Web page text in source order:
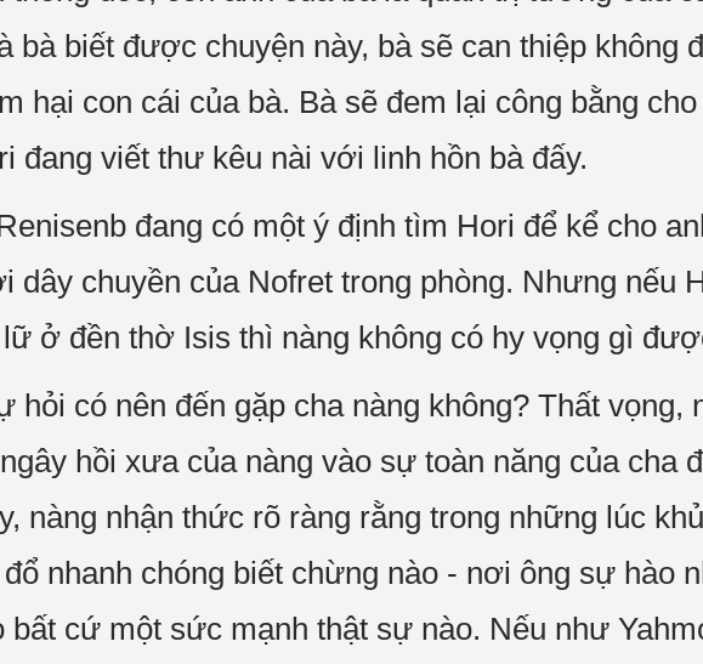
bà biết được chuyện này, bà sẽ can thiệp không
hại con cái của bà. Bà sẽ đem lại công bằng
đang viết thư kêu nài với linh hồn bà đấy.
đang có một ý định tìm Hori để kể cho
dây chuyền của Nofret trong phòng. Nhưng nếu
ở đền thờ Isis thì nàng không có hy vọng gì
hỏi có nên đến gặp cha nàng không? Thất vọng,
hồi xưa của nàng vào sự toàn năng của cha
nàng nhận thức rõ ràng rằng trong những lúc
nhanh chóng biết chừng nào - nơi ông sự hào
bất cứ một sức mạnh thật sự nào. Nếu như